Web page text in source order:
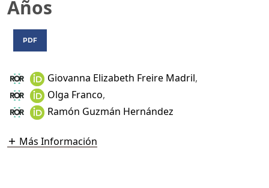
Años
PDF
Giovanna Elizabeth Freire Madril,
Olga Franco,
Ramón Guzmán Hernández
Más Información